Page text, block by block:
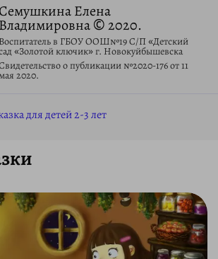
Елена
Владимировна© 2020.
Воспитатель в ГБОУ ООШ№19 С/П «Детский
«Золотой ключик» г. Новокуйбышевска
о публикации №2020-176 от 11
2020.
для детей 2-3 лет